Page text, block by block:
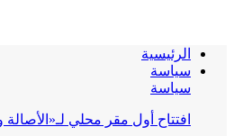
الرئيسية
سياسة
سياسة
افتتاح أول مقر محلي